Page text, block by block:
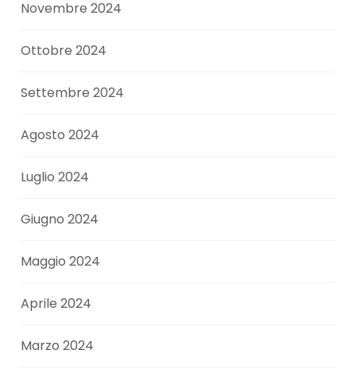
Novembre 2024
Ottobre 2024
Settembre 2024
Agosto 2024
Luglio 2024
Giugno 2024
Maggio 2024
Aprile 2024
Marzo 2024